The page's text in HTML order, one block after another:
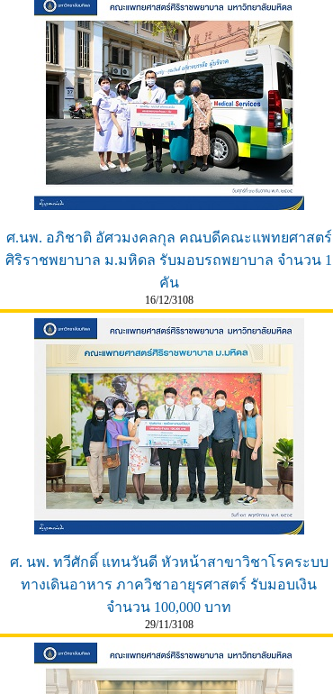
ศ.นพ. อภิชาติ อัศวมงคลกุล คณบดีคณะแพทยศาสตร์
ศิริราชพยาบาล ม.มหิดล รับมอบรถพยาบาล จำนวน 1
คัน
16/12/3108
ศ. นพ. ทวีศักดิ์ แทนวันดี หัวหน้าสาขาวิชาโรคระบบ
ทางเดินอาหาร ภาควิชาอายุรศาสตร์ รับมอบเงิน
จำนวน 100,000 บาท
29/11/3108